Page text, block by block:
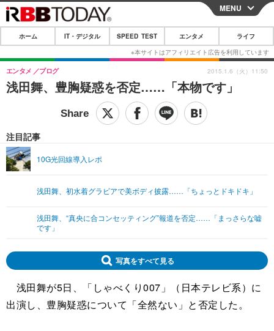
CLOSE
ホーム
IT・デジタル
IT・デジタルTOP スマートフォン
ネタ ガジェット・ツール
SPEED TEST
音楽 スポーツ
グラビア ブログ
ライフ
ペット ショッピング
その他
リリース一覧
プッシュ通知の停止方法
MENU
ホーム IT・デジタル SPEED TEST エンタメ ライフ
浅田舞、豊胸疑惑を否定……「本物です」
エンタメ ブログ
注目記事
10G光回線導入レポ
浅田舞、初水着グラビアで美ボディ披露……「ちょっとドキドキ」
浅田舞、“真央に合コンセッティング”報道を否定……「まっさらな嘘
です」
2015.1.6（火）11:50
写真をすべて見る
浅田舞が5日、「しゃべくり007」（日本テレビ系）に
出演し、豊胸疑惑について「全然ない」と否定した。